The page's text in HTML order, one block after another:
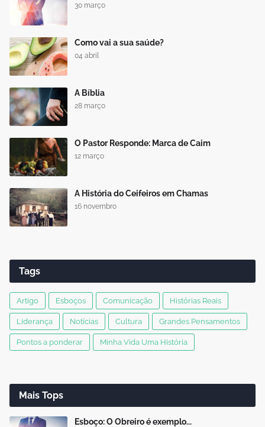
30 março
Como vai a sua saúde?
04 abril
A Bíblia
28 março
O Pastor Responde: Marca de Caim
12 março
A História do Ceifeiros em Chamas
16 novembro
Tags
Artigo Esboços Comunicação Histórias Reais
Liderança Notícias Cultura Grandes Pensamentos
Pontos a ponderar Minha Vida Uma História
Mais Tops
Esboço: O Obreiro é exemplo...